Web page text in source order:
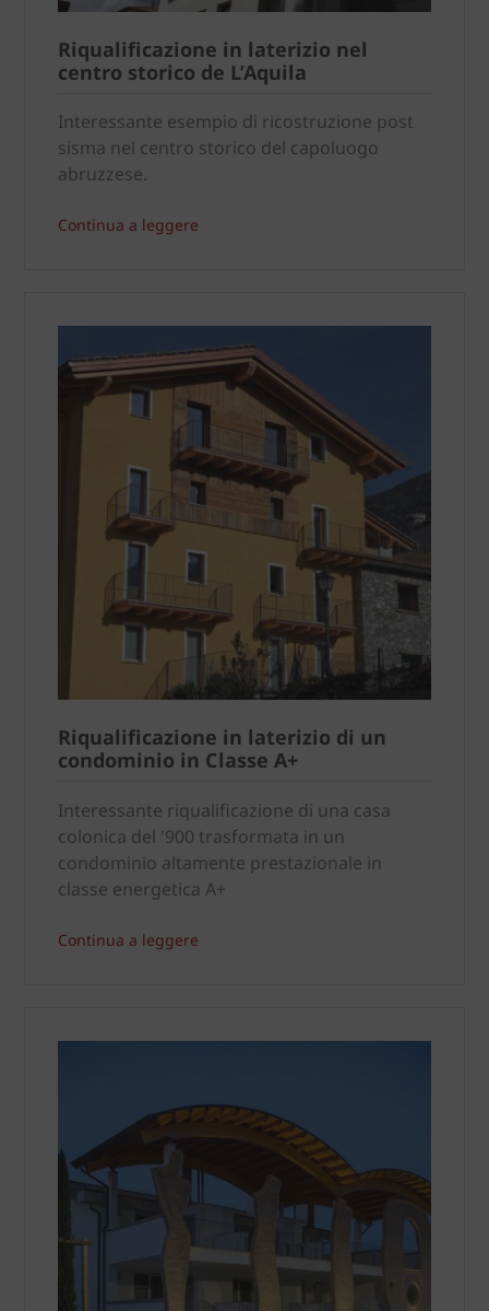
Riqualificazione in laterizio nel
centro storico de L’Aquila
Interessante esempio di ricostruzione post
sisma nel centro storico del capoluogo
abruzzese.
Continua a leggere
Riqualificazione in laterizio di un
condominio in Classe A+
Interessante riqualificazione di una casa
colonica del '900 trasformata in un
condominio altamente prestazionale in
classe energetica A+
Continua a leggere